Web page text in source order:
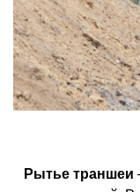
Рытье траншеи